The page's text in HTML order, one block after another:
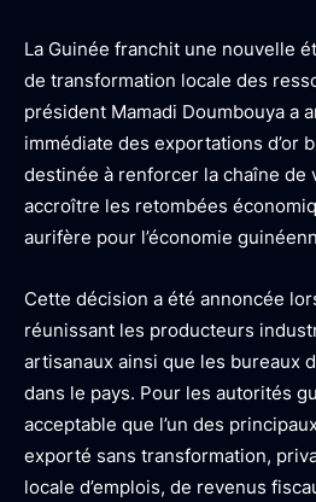
La Guinée franchit une nouvelle
de transformation locale des
président Mamadi Doumbouya a
immédiate des exportations d’or
destinée à renforcer la chaîne de
accroître les retombées
aurifère pour l’économie
Cette décision a été annoncée
réunissant les producteurs
artisanaux ainsi que les bureaux
dans le pays. Pour les autorités
acceptable que l’un des
exporté sans transformation,
locale d’emplois, de revenus